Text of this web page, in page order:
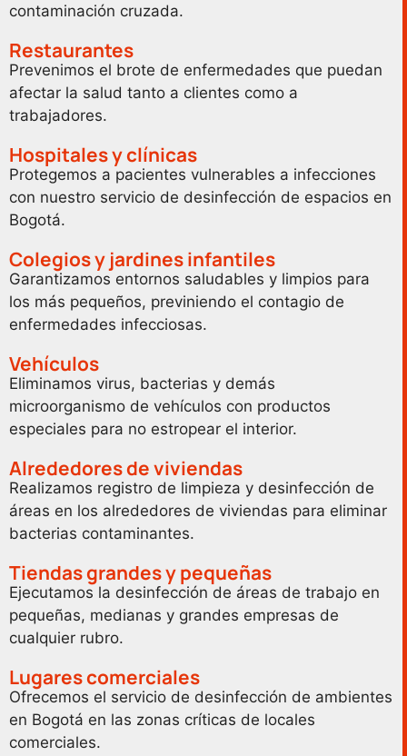
contaminación cruzada.
Restaurantes
Prevenimos el brote de enfermedades que puedan
afectar la salud tanto a clientes como a
trabajadores.
Hospitales y clínicas
Protegemos a pacientes vulnerables a infecciones
con nuestro servicio de desinfección de espacios en
Bogotá.
Colegios y jardines infantiles
Garantizamos entornos saludables y limpios para
los más pequeños, previniendo el contagio de
enfermedades infecciosas.
Vehículos
Eliminamos virus, bacterias y demás
microorganismo de vehículos con productos
especiales para no estropear el interior.
Alrededores de viviendas
Realizamos registro de limpieza y desinfección de
áreas en los alrededores de viviendas para eliminar
bacterias contaminantes.
Tiendas grandes y pequeñas
Ejecutamos la desinfección de áreas de trabajo en
pequeñas, medianas y grandes empresas de
cualquier rubro.
Lugares comerciales
Ofrecemos el servicio de desinfección de ambientes
en Bogotá en las zonas críticas de locales
comerciales.